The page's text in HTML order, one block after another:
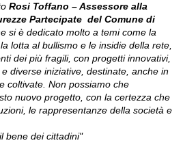
Rosi Toffano – Assessore alla
Partecipate del Comune di
si è dedicato molto a temi come la
lotta al bullismo e le insidie della rete,
dei più fragili, con progetti innovativi,
diverse iniziative, destinate, anche in
coltivate. Non possiamo che
nuovo progetto, con la certezza che
le rappresentanze della società e
bene dei cittadini"